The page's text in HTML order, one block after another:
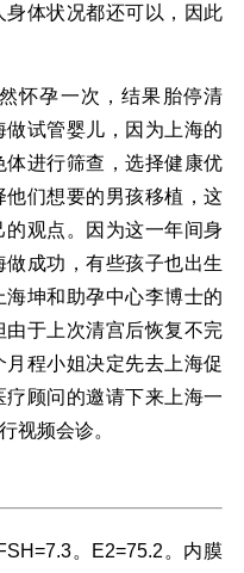
体状况都还可以，因此
怀孕一次，结果胎停清
试管婴儿，因为上海的
进行筛查，选择健康优
们想要的男孩移植，这
观点。因为这一年间身
成功，有些孩子也出生
坤和助孕中心李博士的
于上次清宫后恢复不完
程小姐决定先去上海促
顾问的邀请下来上海一
视频会诊。
。E2=75.2。内膜